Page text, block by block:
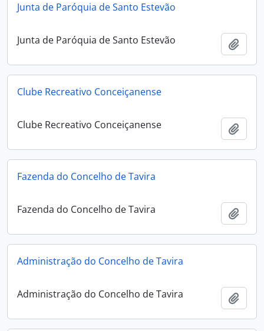
Junta de Paróquia de Santo Estevão
Junta de Paróquia de Santo Estevão
Clube Recreativo Conceiçanense
Clube Recreativo Conceiçanense
Fazenda do Concelho de Tavira
Fazenda do Concelho de Tavira
Administração do Concelho de Tavira
Administração do Concelho de Tavira